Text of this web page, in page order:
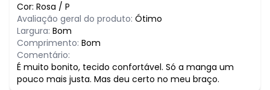
Cor: Rosa / P
Avaliação geral do produto: Ótimo
Largura: Bom
Comprimento: Bom
Comentário:
É muito bonito, tecido confortável. Só a manga um
pouco mais justa. Mas deu certo no meu braço.